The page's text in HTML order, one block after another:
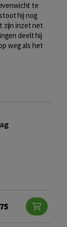
te
hij nog
zijn inzet net
deelt hij
weg als het